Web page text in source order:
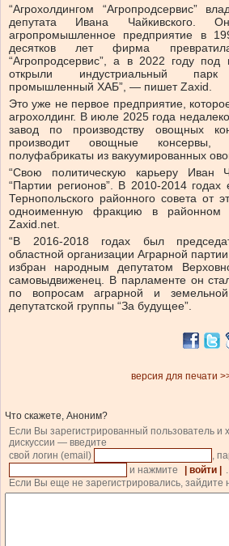
“Агрохолдингом “Агропродсервис”
депутата Ивана Чайкивского.
агропромышленное предприятие в
десятков лет фирма
“Агропродсервис”, а в 2022 году под
открыли индустриальный парк
промышленный ХАБ”, — пишет Zaxid.
Это уже не первое предприятие,
агрохолдинг. В июле 2025 года
завод по производству овощных
производит овощные
полуфабрикаты из вакуумированных
“Свою политическую карьеру Иван
“Партии регионов”. В 2010-2014 годах
Тернопольского районного совета от
одноименную фракцию в районном
Zaxid.net.
“В 2016-2018 годах был
областной организации Аграрной
избран народным депутатом
самовыдвиженец. В парламенте он
по вопросам аграрной и
депутатской группы “За будущее”.
версия для печати
Что скажете, Аноним?
Если Вы зарегистрированный пользователь и
дискуссии — введите
свой логин (email)
,
и нажмите
| войти |
.
Если Вы еще не зарегистрировались, зайдите